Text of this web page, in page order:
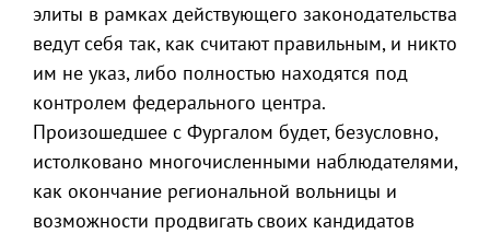
элиты в рамках действующего законодательства
ведут себя так, как считают правильным, и никто
им не указ, либо полностью находятся под
контролем федерального центра.
Произошедшее с Фургалом будет, безусловно,
истолковано многочисленными наблюдателями,
как окончание региональной вольницы и
возможности продвигать своих кандидатов